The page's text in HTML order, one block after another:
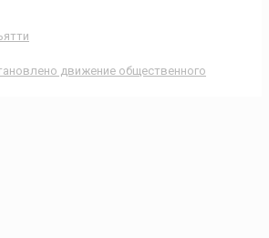
движение общественного